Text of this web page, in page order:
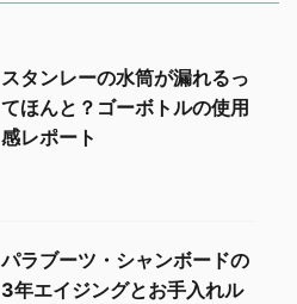
スタンレーの水筒が漏れるっ
てほんと？ゴーボトルの使用
感レポート
パラブーツ・シャンボードの
3年エイジングとお手入れル